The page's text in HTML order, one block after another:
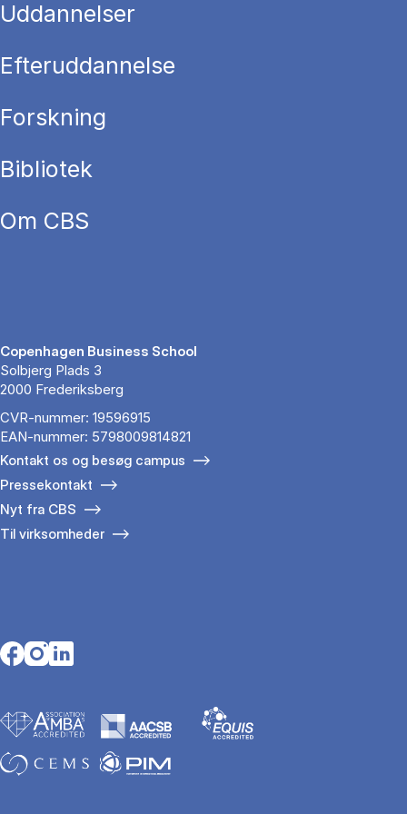
Uddannelser
Efteruddannelse
Forskning
Bibliotek
Om CBS
Copenhagen Business School
Solbjerg Plads 3
2000 Frederiksberg
CVR-nummer: 19596915
EAN-nummer: 5798009814821
Kontakt os og besøg campus
Pressekontakt
Nyt fra CBS
Til virksomheder
Opens in a new tab
Opens in a new tab
Opens in a new tab